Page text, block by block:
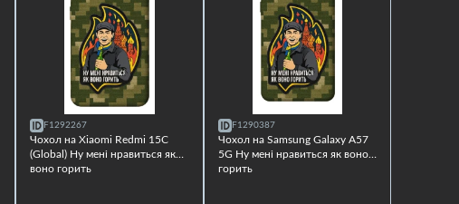
F1292267
Чохол на Xiaomi Redmi 15C
(Global) Ну мені нравиться як
воно горить
F1290387
Чохол на Samsung Galaxy A57
5G Ну мені нравиться як воно
горить